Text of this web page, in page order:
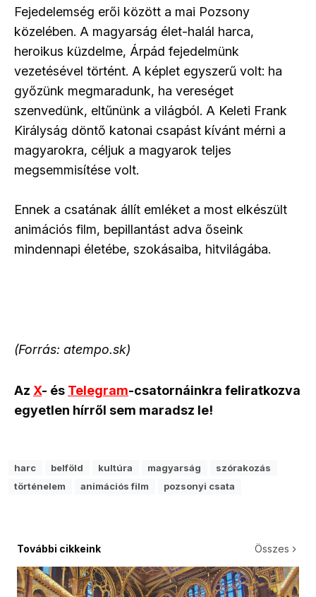
Fejedelemség erői között a mai Pozsony
közelében. A magyarság élet-halál harca,
heroikus küzdelme, Árpád fejedelmünk
vezetésével történt. A képlet egyszerű volt: ha
győzünk megmaradunk, ha vereséget
szenvedünk, eltűnünk a világból. A Keleti Frank
Királyság döntő katonai csapást kívánt mérni a
magyarokra, céljuk a magyarok teljes
megsemmisítése volt.
Ennek a csatának állít emléket a most elkészült
animációs film, bepillantást adva őseink
mindennapi életébe, szokásaiba, hitvilágába.
(Forrás: atempo.sk)
Az X- és Telegram-csatornáinkra feliratkozva
egyetlen hírről sem maradsz le!
harc belföld kultúra magyarság
szórakozás
történelem
animációs film pozsonyi csata
További cikkeink Összes